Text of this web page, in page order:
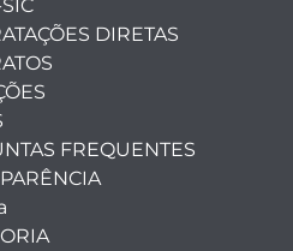
DIRETAS
FREQUENTES